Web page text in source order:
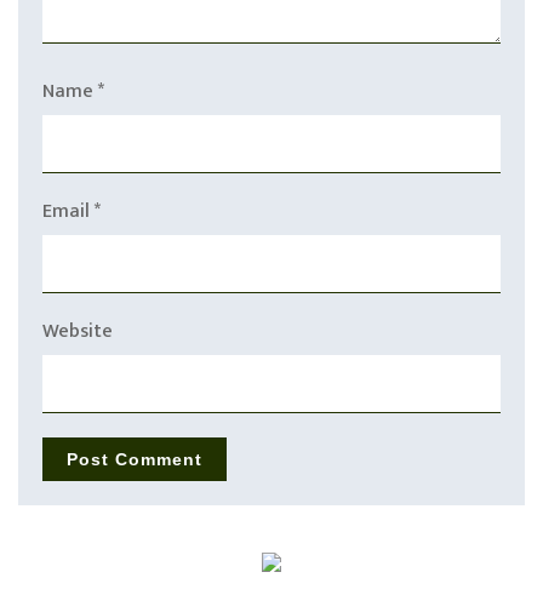
Name*
Email*
Website